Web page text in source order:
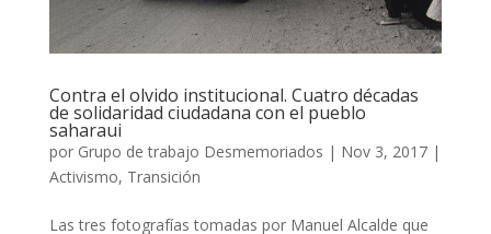
Contra el olvido institucional. Cuatro décadas
de solidaridad ciudadana con el pueblo
saharaui
por Grupo de trabajo Desmemoriados | Nov 3, 2017|
Activismo, Transición
Las tres fotografías tomadas por Manuel Alcalde que